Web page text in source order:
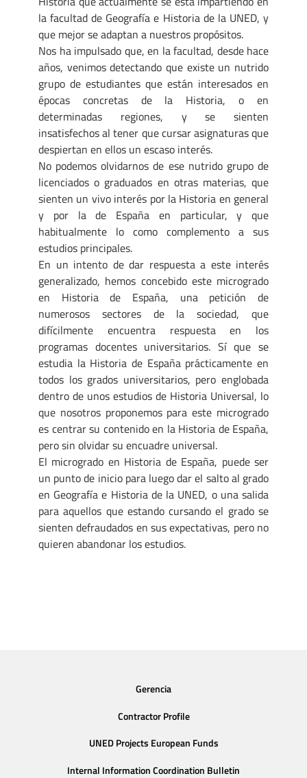
la facultad de Geografía e Historia de la UNED, y
que mejor se adaptan a nuestros propósitos.
Nos ha impulsado que, en la facultad, desde hace
años, venimos detectando que existe un nutrido
grupo de estudiantes que están interesados en
épocas concretas de la Historia, o en
determinadas regiones, y se sienten
insatisfechos al tener que cursar asignaturas que
despiertan en ellos un escaso interés.
No podemos olvidarnos de ese nutrido grupo de
licenciados o graduados en otras materias, que
sienten un vivo interés por la Historia en general
y por la de España en particular, y que
habitualmente lo como complemento a sus
estudios principales.
En un intento de dar respuesta a este interés
generalizado, hemos concebido este microgrado
en Historia de España, una petición de
numerosos sectores de la sociedad, que
difícilmente encuentra respuesta en los
programas docentes universitarios. Sí que se
estudia la Historia de España prácticamente en
todos los grados universitarios, pero englobada
dentro de unos estudios de Historia Universal, lo
que nosotros proponemos para este microgrado
es centrar su contenido en la Historia de España,
pero sin olvidar su encuadre universal.
El microgrado en Historia de España, puede ser
un punto de inicio para luego dar el salto al grado
en Geografía e Historia de la UNED, o una salida
para aquellos que estando cursando el grado se
sienten defraudados en sus expectativas, pero no
quieren abandonar los estudios.
Gerencia
Contractor Profile
UNED Projects European Funds
Internal Information Coordination Bulletin